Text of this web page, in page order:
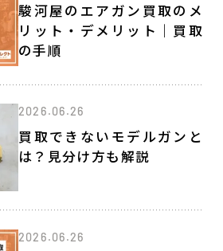
駿河屋のエアガン買取のメ
リット・デメリット｜買取
の手順
2026.06.26
買取できないモデルガンと
は？見分け方も解説
2026.06.26